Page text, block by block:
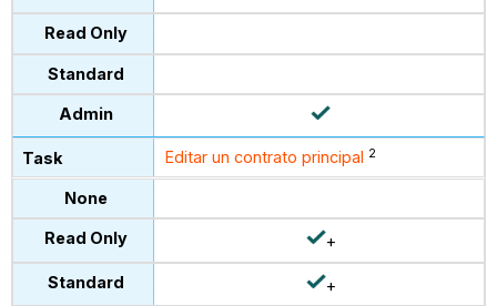
Editar un contrato principal 2
+
+